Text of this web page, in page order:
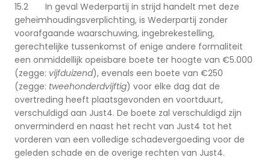
15.2 In geval Wederpartij in strijd handelt met deze
geheimhoudingsverplichting, is Wederpartij zonder
voorafgaande waarschuwing, ingebrekestelling,
gerechtelijke tussenkomst of enige andere formaliteit
een onmiddellijk opeisbare boete ter hoogte van €5.000
(zegge: vijfduizend), evenals een boete van €250
(zegge: tweehonderdvijftig) voor elke dag dat de
overtreding heeft plaatsgevonden en voortduurt,
verschuldigd aan Just4. De boete zal verschuldigd zijn
onverminderd en naast het recht van Just4 tot het
vorderen van een volledige schadevergoeding voor de
geleden schade en de overige rechten van Just4.